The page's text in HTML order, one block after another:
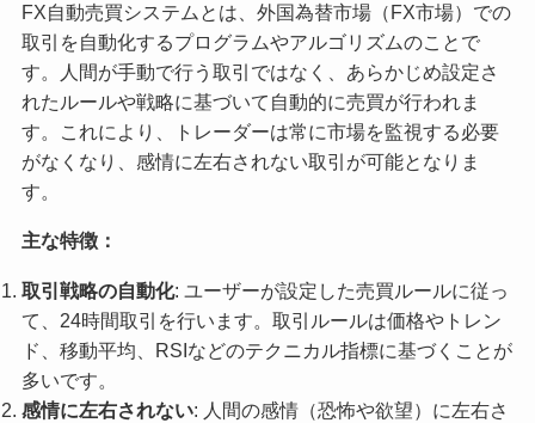
FX自動売買システムとは、外国為替市場（FX市場）での
取引を自動化するプログラムやアルゴリズムのことで
す。人間が手動で行う取引ではなく、あらかじめ設定さ
れたルールや戦略に基づいて自動的に売買が行われま
す。これにより、トレーダーは常に市場を監視する必要
がなくなり、感情に左右されない取引が可能となりま
す。
主な特徴：
取引戦略の自動化: ユーザーが設定した売買ルールに従っ
て、24時間取引を行います。取引ルールは価格やトレン
ド、移動平均、RSIなどのテクニカル指標に基づくことが
多いです。
感情に左右されない: 人間の感情（恐怖や欲望）に左右さ